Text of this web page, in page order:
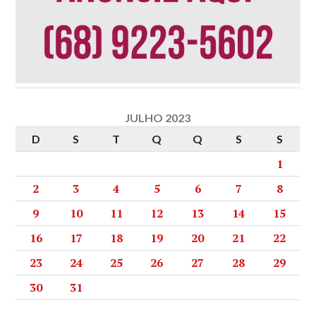
JULHO 2023
D
S T Q Q S S
1
2
3 4 5 6 7
8
9
10 11 12 13 14
15
16
17 18 19 20 21
22
23
24 25 26 27 28
29
30
31